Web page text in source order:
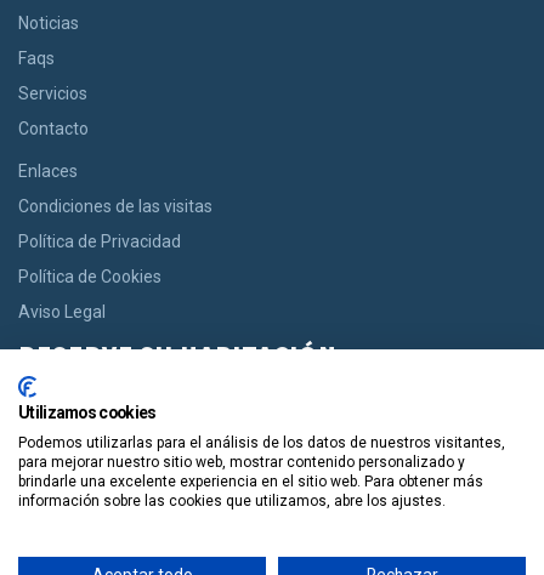
Noticias
Faqs
Servicios
Contacto
Enlaces
Condiciones de las visitas
Política de Privacidad
Política de Cookies
Aviso Legal
RESERVE SU HABITACIÓN
Si usted desea una habitación le ofrecemos la opción de reservar
desde casas acogedoras hasta modernos apartamentos de
manera facil y en un solo click.
Reservala
Utilizamos cookies
Podemos utilizarlas para el análisis de los datos de nuestros visitantes,
para mejorar nuestro sitio web, mostrar contenido personalizado y
brindarle una excelente experiencia en el sitio web. Para obtener más
información sobre las cookies que utilizamos, abre los ajustes.